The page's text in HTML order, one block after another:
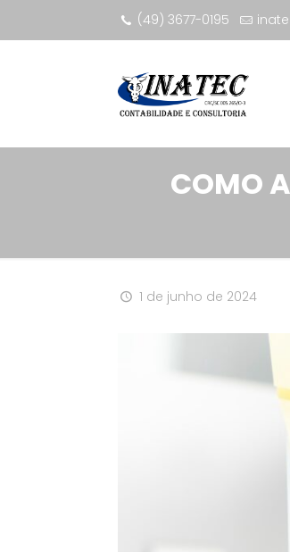
(49) 3677-0195
COMO
1 de junho de 2024